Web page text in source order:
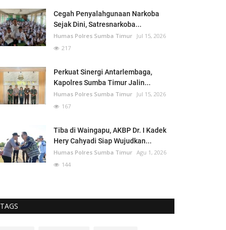
Cegah Penyalahgunaan Narkoba
Sejak Dini, Satresnarkoba...
Humas Polres Sumba Timur Jul 15, 2026
217
Perkuat Sinergi Antarlembaga,
Kapolres Sumba Timur Jalin...
Humas Polres Sumba Timur Jul 15, 2026
167
Tiba di Waingapu, AKBP Dr. I Kadek
Hery Cahyadi Siap Wujudkan...
Humas Polres Sumba Timur Agu 1, 2026
144
TAGS